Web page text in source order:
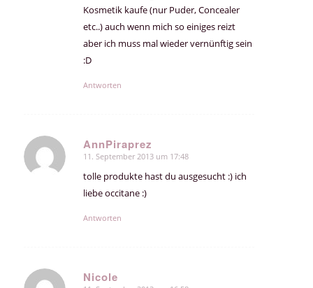
Kosmetik kaufe (nur Puder, Concealer
etc..) auch wenn mich so einiges reizt
aber ich muss mal wieder vernünftig sein
:D
Antworten
AnnPiraprez
sagte:
11. September 2013 um 17:48
tolle produkte hast du ausgesucht :) ich
liebe occitane :)
Antworten
Nicole